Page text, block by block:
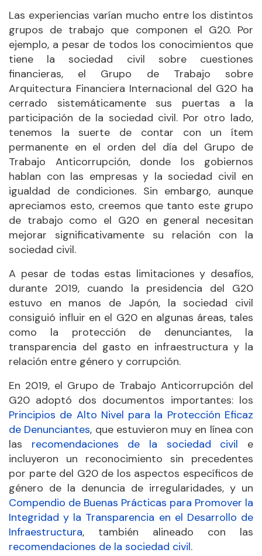
Las experiencias varían mucho entre los distintos
grupos de trabajo que componen el G20. Por
ejemplo, a pesar de todos los conocimientos que
tiene la sociedad civil sobre cuestiones
financieras, el Grupo de Trabajo sobre
Arquitectura Financiera Internacional del G20 ha
cerrado sistemáticamente sus puertas a la
participación de la sociedad civil. Por otro lado,
tenemos la suerte de contar con un ítem
permanente en el orden del día del Grupo de
Trabajo Anticorrupción, donde los gobiernos
hablan con las empresas y la sociedad civil en
igualdad de condiciones. Sin embargo, aunque
apreciamos esto, creemos que tanto este grupo
de trabajo como el G20 en general necesitan
mejorar significativamente su relación con la
sociedad civil.
A pesar de todas estas limitaciones y desafíos,
durante 2019, cuando la presidencia del G20
estuvo en manos de Japón, la sociedad civil
consiguió influir en el G20 en algunas áreas, tales
como la protección de denunciantes, la
transparencia del gasto en infraestructura y la
relación entre género y corrupción.
En 2019, el Grupo de Trabajo Anticorrupción del
G20 adoptó dos documentos importantes: los
Principios de Alto Nivel para la Protección Eficaz
de Denunciantes, que estuvieron muy en línea con
las recomendaciones de la sociedad civil e
incluyeron un reconocimiento sin precedentes
por parte del G20 de los aspectos específicos de
género de la denuncia de irregularidades, y un
Compendio de Buenas Prácticas para Promover la
Integridad y la Transparencia en el Desarrollo de
Infraestructura, también alineado con las
recomendaciones de la sociedad civil.